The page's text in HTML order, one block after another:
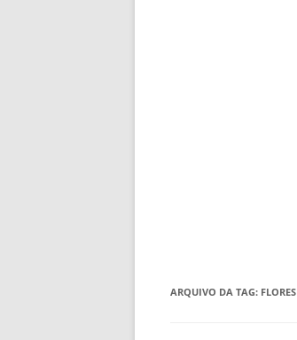
ARQUIVO DA TAG: FLORES